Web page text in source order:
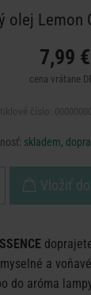
olej Lemon
7,99 €
cena vrátane
skladem,
Vložiť
a voňavé
do aróma